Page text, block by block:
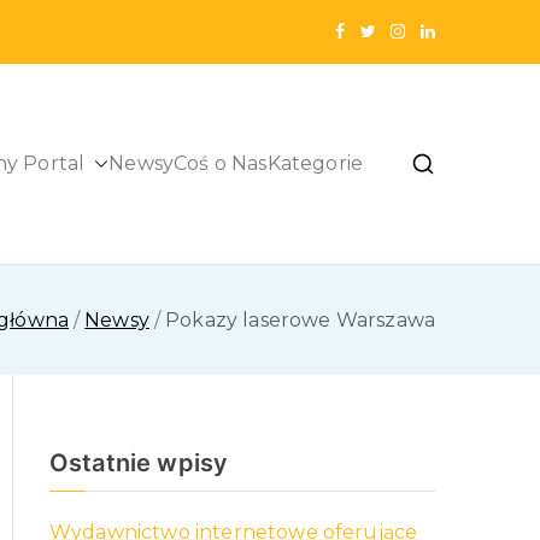
Portal NewsyCoś o NasKategorie
Newsy Pokazy laserowe Warszawa
Ostatnie wpisy
Wydawnictwo internetowe oferujące